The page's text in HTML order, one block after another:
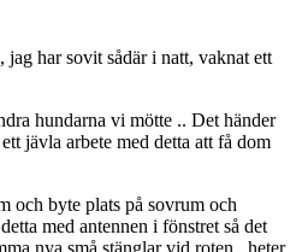
har sovit sådär i natt, vaknat ett
hundarna vi mötte .. Det händer
jävla arbete med detta att få dom
och byte plats på sovrum och
med antennen i fönstret så det
nya små stänglar vid roten , heter